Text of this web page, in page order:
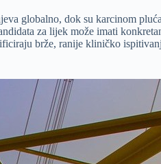
globalno, dok su karcinom
za lijek može imati
brže, ranije kliničko